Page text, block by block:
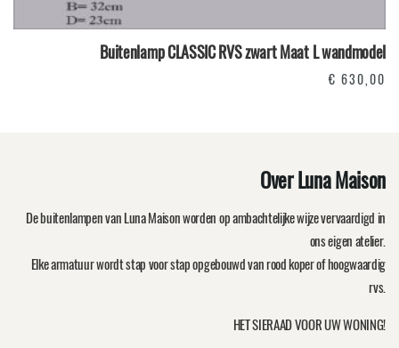
Buitenlamp CLASSIC RVS zwart Maat L wandmodel
€ 630,00
Over Luna Maison
De buitenlampen van Luna Maison worden op ambachtelijke wijze vervaardigd in
ons eigen atelier.
Elke armatuur wordt stap voor stap opgebouwd van rood koper of hoogwaardig
rvs.
HET SIERAAD VOOR UW WONING!